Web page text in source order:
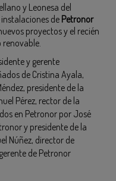
y Leonesa del
de Petronor
proyectos y el recién
y gerente
de Cristina Ayala,
presidente de la
Pérez, rector de la
en Petronor por José
y presidente de la
Núñez, director de
de Petronor